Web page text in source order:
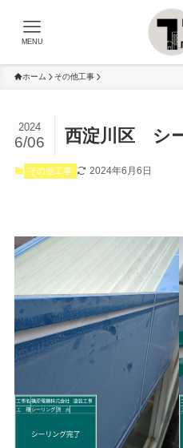
MENU
ホーム その他工事
西淀川区 シ
2024
6/06
その他工事 2024年6月6日